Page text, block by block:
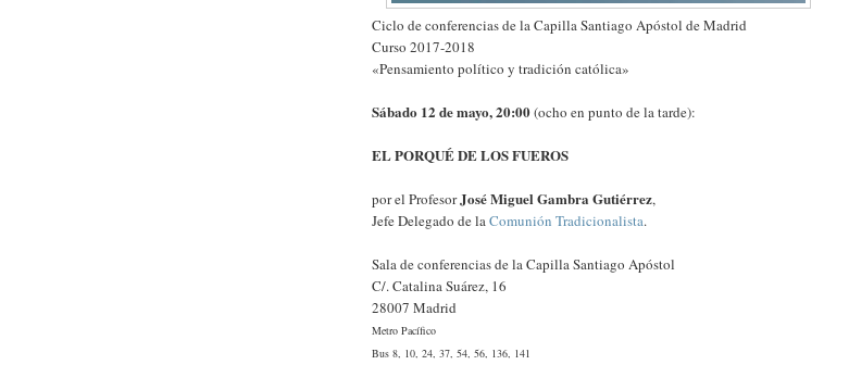
Ciclo de conferencias de la Capilla Santiago Apóstol de Madrid
Curso 2017-2018
«Pensamiento político y tradición católica»
Sábado 12 de mayo, 20:00(ocho en punto de la tarde):
EL PORQUÉ DE LOS FUEROS
por el ProfesorJosé Miguel Gambra Gutiérrez,
Jefe Delegado de laComunión Tradicionalista.
Sala de conferencias de la Capilla Santiago Apóstol
C/. Catalina Suárez, 16
28007 Madrid
Metro Pacífico
Bus 8, 10, 24, 37, 54, 56, 136, 141